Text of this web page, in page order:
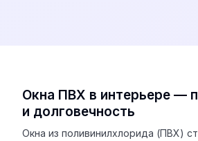
Окна ПВХ в интерьере —
и долговечность
Окна из поливинилхлорида (ПВХ)